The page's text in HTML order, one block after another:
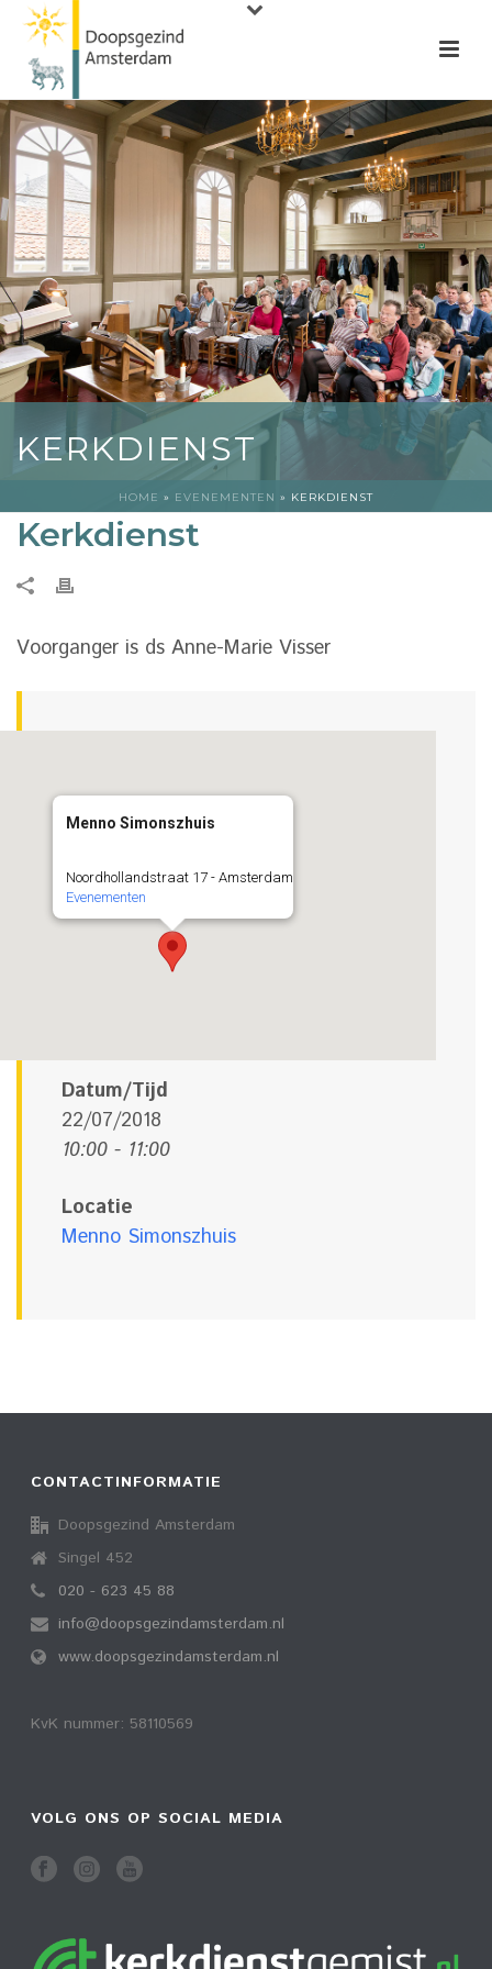
KERKDIENST
HOME » EVENEMENTEN » KERKDIENST
Kerkdienst
Voorganger is ds Anne-Marie Visser
Menno Simonszhuis
Noordhollandstraat 17 - Amsterdam
Evenementen
Datum/Tijd
22/07/2018
10:00 - 11:00
Locatie
Menno Simonszhuis
CONTACTINFORMATIE
Doopsgezind Amsterdam
Singel 452
020 - 623 45 88
info@doopsgezindamsterdam.nl
www.doopsgezindamsterdam.nl
KvK nummer: 58110569
VOLG ONS OP SOCIAL MEDIA